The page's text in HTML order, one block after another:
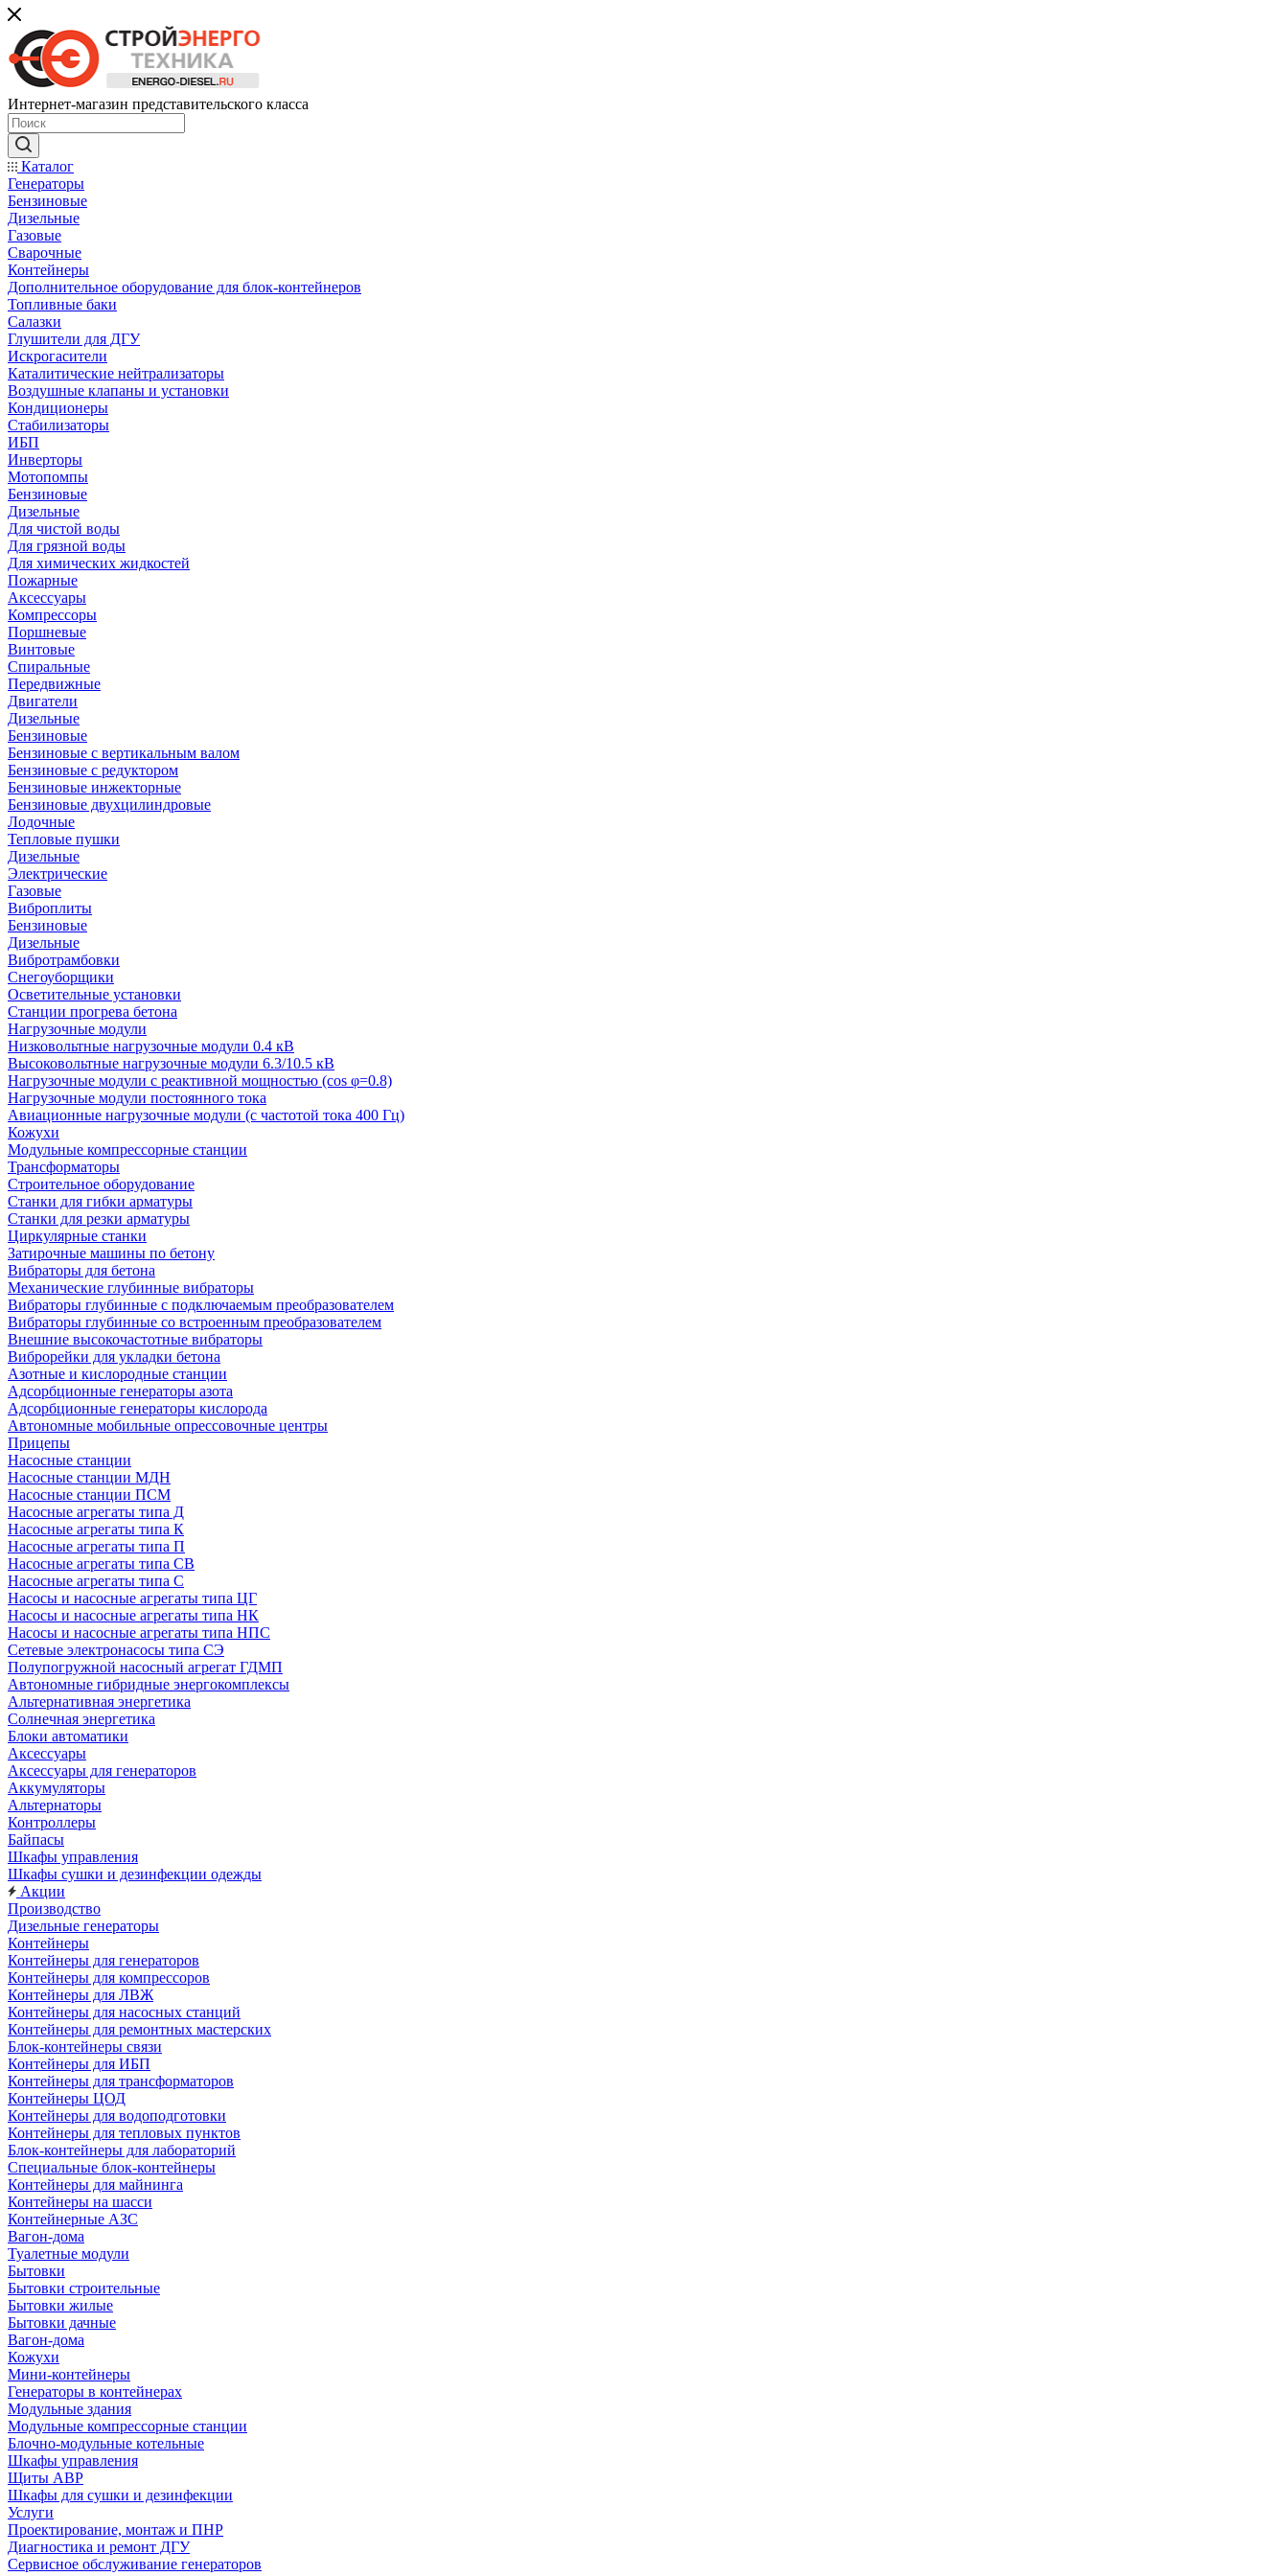
Интернет-магазин представительского класса
Каталог
Генераторы
Бензиновые
Дизельные
Газовые
Сварочные
Контейнеры
Дополнительное оборудование для блок-контейнеров
Топливные баки
Салазки
Глушители для ДГУ
Искрогасители
Каталитические нейтрализаторы
Воздушные клапаны и установки
Кондиционеры
Стабилизаторы
ИБП
Инверторы
Мотопомпы
Бензиновые
Дизельные
Для чистой воды
Для грязной воды
Для химических жидкостей
Пожарные
Аксессуары
Компрессоры
Поршневые
Винтовые
Спиральные
Передвижные
Двигатели
Дизельные
Бензиновые
Бензиновые с вертикальным валом
Бензиновые с редуктором
Бензиновые инжекторные
Бензиновые двухцилиндровые
Лодочные
Тепловые пушки
Дизельные
Электрические
Газовые
Виброплиты
Бензиновые
Дизельные
Вибротрамбовки
Снегоуборщики
Осветительные установки
Станции прогрева бетона
Нагрузочные модули
Низковольтные нагрузочные модули 0.4 кВ
Высоковольтные нагрузочные модули 6.3/10.5 кВ
Нагрузочные модули с реактивной мощностью (cos φ=0.8)
Нагрузочные модули постоянного тока
Авиационные нагрузочные модули (с частотой тока 400 Гц)
Кожухи
Модульные компрессорные станции
Трансформаторы
Строительное оборудование
Станки для гибки арматуры
Станки для резки арматуры
Циркулярные станки
Затирочные машины по бетону
Вибраторы для бетона
Механические глубинные вибраторы
Вибраторы глубинные с подключаемым преобразователем
Вибраторы глубинные со встроенным преобразователем
Внешние высокочастотные вибраторы
Виброрейки для укладки бетона
Азотные и кислородные станции
Адсорбционные генераторы азота
Адсорбционные генераторы кислорода
Автономные мобильные опрессовочные центры
Прицепы
Насосные станции
Насосные станции МДН
Насосные станции ПСМ
Насосные агрегаты типа Д
Насосные агрегаты типа К
Насосные агрегаты типа П
Насосные агрегаты типа СВ
Насосные агрегаты типа С
Насосы и насосные агрегаты типа ЦГ
Насосы и насосные агрегаты типа НК
Насосы и насосные агрегаты типа НПС
Сетевые электронасосы типа СЭ
Полупогружной насосный агрегат ГДМП
Автономные гибридные энергокомплексы
Альтернативная энергетика
Солнечная энергетика
Блоки автоматики
Аксессуары
Аксессуары для генераторов
Аккумуляторы
Альтернаторы
Контроллеры
Байпасы
Шкафы управления
Шкафы сушки и дезинфекции одежды
Акции
Производство
Дизельные генераторы
Контейнеры
Контейнеры для генераторов
Контейнеры для компрессоров
Контейнеры для ЛВЖ
Контейнеры для насосных станций
Контейнеры для ремонтных мастерских
Блок-контейнеры связи
Контейнеры для ИБП
Контейнеры для трансформаторов
Контейнеры ЦОД
Контейнеры для водоподготовки
Контейнеры для тепловых пунктов
Блок-контейнеры для лабораторий
Специальные блок-контейнеры
Контейнеры для майнинга
Контейнеры на шасси
Контейнерные АЗС
Вагон-дома
Туалетные модули
Бытовки
Бытовки строительные
Бытовки жилые
Бытовки дачные
Вагон-дома
Кожухи
Мини-контейнеры
Генераторы в контейнерах
Модульные здания
Модульные компрессорные станции
Блочно-модульные котельные
Шкафы управления
Щиты АВР
Шкафы для сушки и дезинфекции
Услуги
Проектирование, монтаж и ПНР
Диагностика и ремонт ДГУ
Сервисное обслуживание генераторов